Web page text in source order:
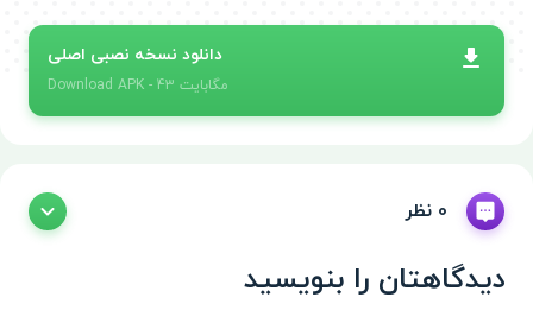
دانلود نسخه نصبی اصلی
Download APK - 43 مگابایت
0 نظر
دیدگاهتان را بنویسید